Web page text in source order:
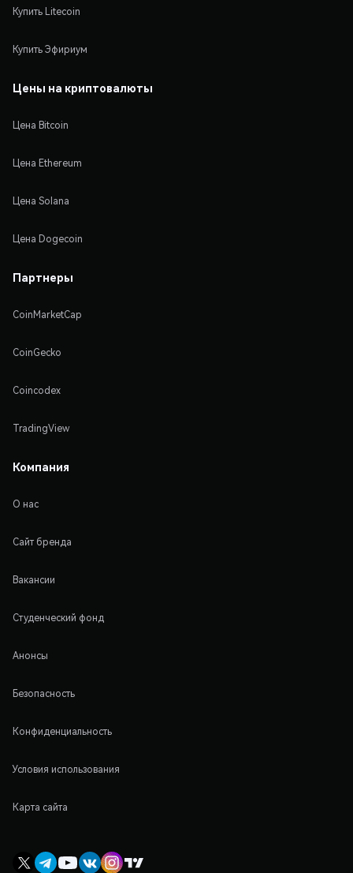
Купить Litecoin
Купить Эфириум
Цены на криптовалюты
Цена Bitcoin
Цена Ethereum
Цена Solana
Цена Dogecoin
Партнеры
CoinMarketCap
CoinGecko
Coincodex
TradingView
Компания
О нас
Сайт бренда
Вакансии
Студенческий фонд
Анонсы
Безопасность
Конфиденциальность
Условия использования
Карта сайта